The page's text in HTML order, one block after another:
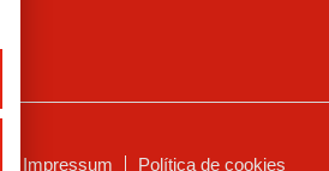
Impressum Política de cookies